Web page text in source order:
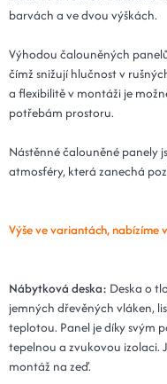
25x70x3 - 15
Kód: Plot
30x70x3 -
Kód: Plot
15x90x3 -
Kód: Plot
20x90x3 -
Kód: Plot
15x100x3 -
Kód: Plot
20x100x3 -
Kód: Plot
barvách a ve dvou výškách.
Výhodou čalouněných
čímž snižují hlučnost v
a flexibilitě v montáži je
potřebám prostoru.
Nástěnné čalouněné panely
atmosféry, která zanechá
Výše ve variantách,
Nábytková deska: Deska o
jemných dřevěných vláken,
teplotou. Panel je díky svým
tepelnou a zvukovou izolaci.
montáž na zeď.